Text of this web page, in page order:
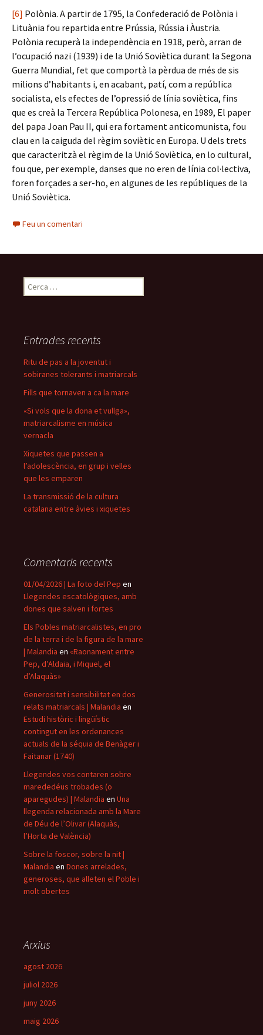
[6] Polònia. A partir de 1795, la Confederació de Polònia i
Lituània fou repartida entre Prússia, Rússia i Àustria.
Polònia recuperà la independència en 1918, però, arran de
l’ocupació nazi (1939) i de la Unió Soviètica durant la Segona
Guerra Mundial, fet que comportà la pèrdua de més de sis
milions d’habitants i, en acabant, patí, com a república
socialista, els efectes de l’opressió de línia soviètica, fins
que es creà la Tercera República Polonesa, en 1989, El paper
del papa Joan Pau II, qui era fortament anticomunista, fou
clau en la caiguda del règim soviètic en Europa. U dels trets
que caracteritzà el règim de la Unió Soviètica, en lo cultural,
fou que, per exemple, danses que no eren de línia col·lectiva,
foren forçades a ser-ho, en algunes de les repúbliques de la
Unió Soviètica.
Feu un comentari
Cerca:
Entrades recents
Ritu de pas a la joventut i
sobiranes tolerants i matriarcals
Fills que tornaven a ca la mare
«Si vols que la dona et vullga»,
matriarcalisme en música
vernacla
Xiquetes que passen a
l’adolescència, en grup i velles
que les emparen
La transmissió de la cultura
catalana entre àvies i xiquetes
Comentaris recents
01/04/2026 | La foto del Pep en
Llegendes escatològiques, amb
dones que salven i fortes
Els Pobles matriarcalistes, en pro
de la terra i de la figura de la mare
| Malandia en «Raonament entre
Pep, d’Aldaia, i Miquel, el
d’Alaquàs»
Generositat i sensibilitat en dos
relats matriarcals | Malandia en
Estudi històric i lingüístic
contingut en les ordenances
actuals de la séquia de Benàger i
Faitanar (1740)
Llegendes vos contaren sobre
marededéus trobades (o
aparegudes) | Malandia en Una
llegenda relacionada amb la Mare
de Déu de l’Olivar (Alaquàs,
l’Horta de València)
Sobre la foscor, sobre la nit |
Malandia en Dones arrelades,
generoses, que alleten el Poble i
molt obertes
Arxius
agost 2026
juliol 2026
juny 2026
maig 2026